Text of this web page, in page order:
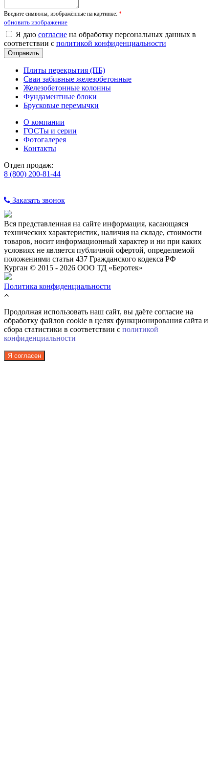
Введите символы, изображённые на картинке: *
обновить изображение
Я даю согласие на обработку персональных данных в
соответствии с политикой конфиденциальности
Плиты перекрытия (ПБ)
Сваи забивные железобетонные
Железобетонные колонны
Фундаментные блоки
Брусковые перемычки
О компании
ГОСТы и серии
Фотогалерея
Контакты
Отдел продаж:
8 (800) 200-81-44
Заказать звонок
Вся представленная на сайте информация, касающаяся
технических характеристик, наличия на складе, стоимости
товаров, носит информационный характер и ни при каких
условиях не является публичной офертой, определяемой
положениями статьи 437 Гражданского кодекса РФ
Курган © 2015 - 2026 ООО ТД «Беротек»
Политика конфиденциальности
Продолжая использовать наш сайт, вы даёте согласие на
обработку файлов cookie в целях функционирования сайта и
сбора статистики в соответствии с политикой
конфиденциальности
Я согласен